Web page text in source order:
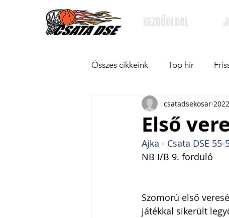
KEZDŐOLDAL
Összes cikkeink Top hír
Első
csatadsekosar
Ajka - Csata DSE 55-
NB I/B 9. forduló
Szomorú első
játékkal sikerült